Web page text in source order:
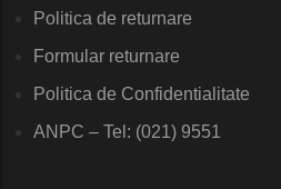
Politica de returnare
Formular returnare
Politica de Confidentialitate
ANPC – Tel: (021) 9551